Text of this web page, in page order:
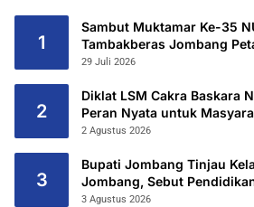
1
Sambut Muktamar Ke-35
Tambakberas Jombang
Utama
29 Juli 2026
2
Diklat LSM Cakra Baskara
Peran Nyata untuk
2 Agustus 2026
3
Bupati Jombang Tinjau
Jombang, Sebut
Baru
3 Agustus 2026